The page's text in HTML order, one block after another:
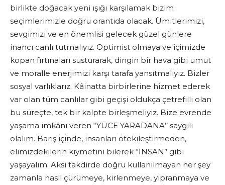
birlikte doğacak yeni ışığı karşılamak bizim
seçimlerimizle doğru orantıda olacak. Ümitlerimizi,
sevgimizi ve en önemlisi gelecek güzel günlere
inancı canlı tutmalıyız. Optimist olmaya ve içimizde
kopan fırtınaları susturarak, dingin bir hava gibi umut
ve moralle enerjimizi karşı tarafa yansıtmalıyız. Bizler
sosyal varlıklarız. Kâinatta birbirlerine hizmet ederek
var olan tüm canlılar gibi geçişi oldukça çetrefilli olan
bu süreçte, tek bir kalpte birleşmeliyiz. Bize evrende
yaşama imkânı veren ‘‘YÜCE YARADANA’’ saygılı
olalım. Barış içinde, insanları ötekileştirmeden,
elimizdekilerin kıymetini bilerek ‘‘İNSAN’’ gibi
yaşayalım. Aksi takdirde doğru kullanılmayan her şey
zamanla nasıl çürümeye, kirlenmeye, yıpranmaya ve